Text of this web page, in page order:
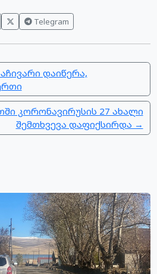
Telegram
დაიწერა,
კორონავირუსის 27 ახალი
შემთხვევა დაფიქსირდა →